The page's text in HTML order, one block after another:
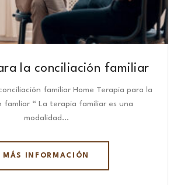
la conciliación familiar
familiar Home Terapia para la
famliar “ La terapia familiar es una
modalidad…
MÁS INFORMACIÓN